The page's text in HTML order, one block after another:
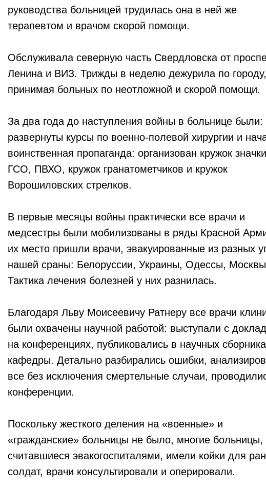
руководства больницей трудилась она в ней же
терапевтом и врачом скорой помощи.
Обслуживала северную часть Свердловска от
Ленина и ВИЗ. Трижды в неделю дежурила по городу,
принимая больных по неотложной и скорой помощи.
За два года до наступления войны в больнице были:
развернуты курсы по военно-полевой хирургии и
воинственная пропаганда: организован кружок
ГСО, ПВХО, кружок гранатометчиков и кружок
Ворошиловских стрелков.
В первые месяцы войны практически все врачи и
медсестры были мобилизованы в ряды Красной
их место пришли врачи, эвакуированные из разных
нашей сраны: Белоруссии, Украины, Одессы,
Тактика лечения болезней у них разнилась.
Благодаря Льву Моисеевичу Ратнеру все врачи
были охвачены научной работой: выступали с
на конференциях, публиковались в научных
кафедры. Детально разбирались ошибки,
все без исключения смертельные случаи,
конференции.
Поскольку жесткого деления на «военные» и
«гражданские» больницы не было, многие больницы,
считавшиеся эвакогоспиталями, имели койки для
солдат, врачи консультировали и оперировали.